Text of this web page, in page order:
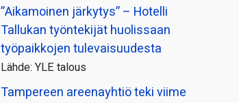
”Aikamoinen järkytys” – Hotelli
Tallukan työntekijät huolissaan
työpaikkojen tulevaisuudesta
Lähde: YLE talous
Tampereen areenayhtiö teki viime